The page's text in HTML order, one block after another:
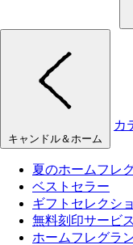
キャンドル＆ホーム
カ
夏のホームフレ
ベストセラー
ギフトセレクシ
無料刻印サービス
ホームフレグラ